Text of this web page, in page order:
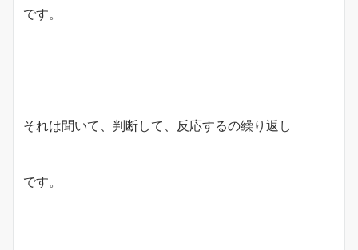
です。
それは聞いて、判断して、反応するの繰り返し
です。